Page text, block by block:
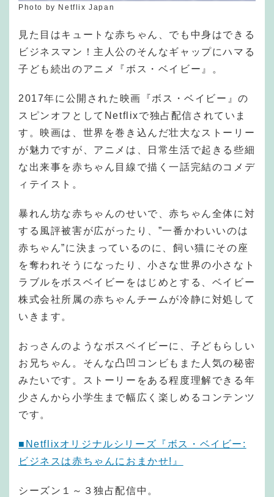
Photo by Netflix Japan
見た目はキュートな赤ちゃん、でも中身はできる
ビジネスマン！主人公のそんなギャップにハマる
子ども続出のアニメ『ボス・ベイビー』。
2017年に公開された映画『ボス・ベイビー』の
スピンオフとしてNetflixで独占配信されていま
す。映画は、世界を巻き込んだ壮大なストーリー
が魅力ですが、アニメは、日常生活で起きる些細
な出来事を赤ちゃん目線で描く一話完結のコメデ
ィテイスト。
暴れん坊な赤ちゃんのせいで、赤ちゃん全体に対
する風評被害が広がったり、”一番かわいいのは
赤ちゃん”に決まっているのに、飼い猫にその座
を奪われそうになったり、小さな世界の小さなト
ラブルをボスベイビーをはじめとする、ベイビー
株式会社所属の赤ちゃんチームが冷静に対処して
いきます。
おっさんのようなボスベイビーに、子どもらしい
お兄ちゃん。そんな凸凹コンビもまた人気の秘密
みたいです。ストーリーをある程度理解できる年
少さんから小学生まで幅広く楽しめるコンテンツ
です。
■Netflixオリジナルシリーズ『ボス・ベイビー:
ビジネスは赤ちゃんにおまかせ!』
シーズン１～３独占配信中。